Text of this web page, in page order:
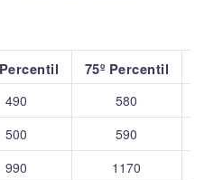
75º Percentil
490 580
500 590
990 1170